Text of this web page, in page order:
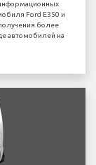
Ford E350 и
более
автомобилей на